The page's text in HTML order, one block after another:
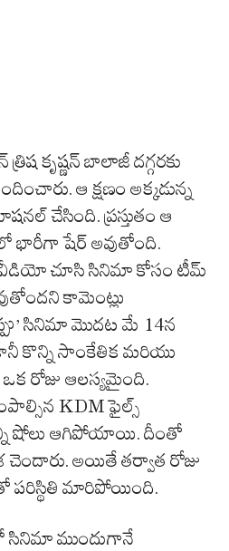
కృష్ణన్ బాలాజీ దగ్గరకు
ఆ క్షణం అక్కడున్న
చేసింది. ప్రస్తుతం ఆ
షేర్ అవుతోంది.
వీడియో చూసి సినిమా కోసం టీమ్
కామెంట్లు
సినిమా మొదట మే 14న
కొన్ని సాంకేతిక మరియు
ఒక రోజు ఆలస్యమైంది.
KDM ఫైల్స్
షోలు ఆగిపోయాయి. దీంతో
అయితే తర్వాత రోజు
పరిస్థితి మారిపోయింది.
సినిమా ముందుగానే